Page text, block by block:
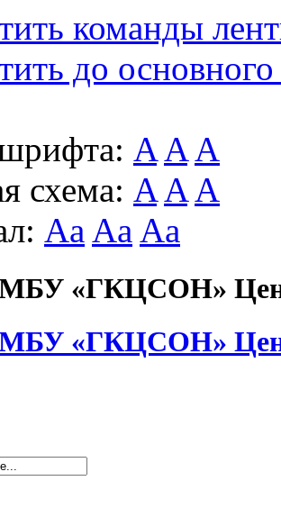
команды
до основного
A A A
схема: A A A
Aa Aa Aa
«ГКЦСОН»
«ГКЦСОН»